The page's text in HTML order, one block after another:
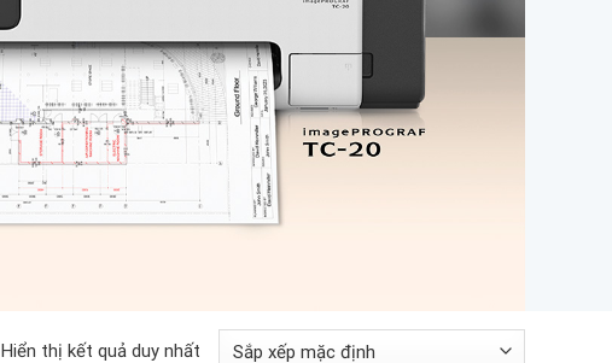
Hiển thị kết quả duy nhất